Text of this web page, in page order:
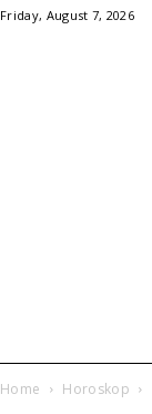
Friday, August 7, 2026
Home Horoskop